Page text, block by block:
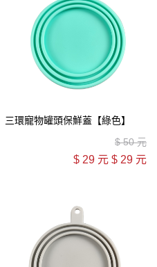
三環寵物罐頭保鮮蓋【綠色】
$50 元
$ 29 元 $ 29 元